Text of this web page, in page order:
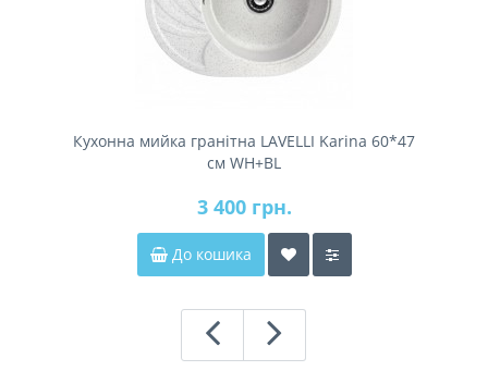
Кухонна мийка гранітна LAVELLI Karina 60*47
см WH+BL
3 400 грн.
До кошика